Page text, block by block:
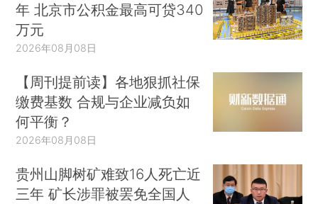
年 北京市公积金最高可贷340
万元
2026年08月08日
【周刊提前读】各地狠抓社保
缴费基数 合规与企业减负如
何平衡？
2026年08月08日
贵州山脚树矿难致16人死亡近
三年 矿长涉罪被罢免全国人